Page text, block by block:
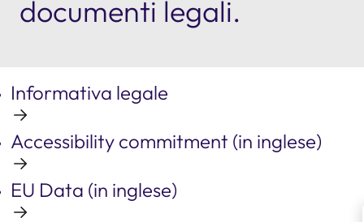
documenti legali.
Informativa legale
Accessibility commitment (in inglese)
EU Data (in inglese)